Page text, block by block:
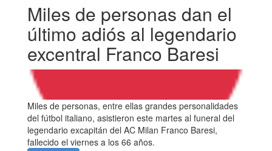
Miles de personas dan el
último adiós al legendario
excentral Franco Baresi
Miles de personas, entre ellas grandes personalidades
del fútbol italiano, asistieron este martes al funeral del
legendario excapitán del AC Milan Franco Baresi,
fallecido el viernes a los 66 años.